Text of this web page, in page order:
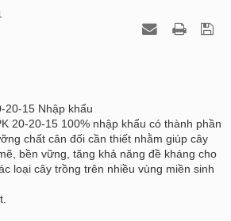
20-15 Nhập khẩu
20-20-15 100% nhập khẩu có thành phần
chất cân đối cần thiết nhằm giúp cây
bền vững, tăng khả năng đề kháng cho
loại cây trồng trên nhiều vùng miền sinh